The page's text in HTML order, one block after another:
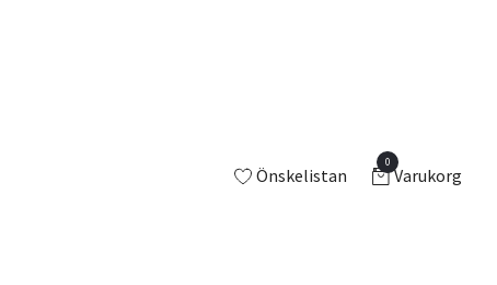
Önskelistan
0
Varukorg